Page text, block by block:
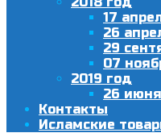
17
26
29
07
2019 год
26
Контакты
Исламские